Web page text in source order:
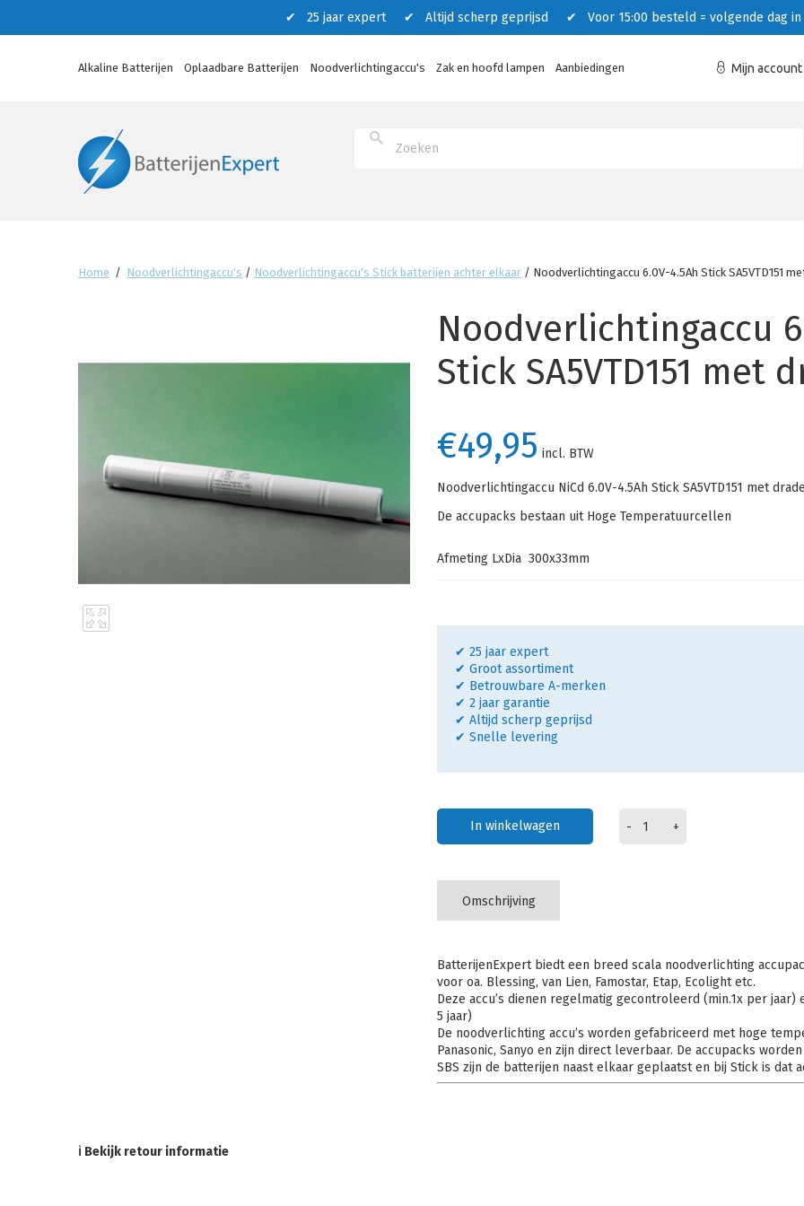
✔ 25 jaar expert ✔ Altijd scherp geprijsd ✔ Voor 15:00 besteld = volgende dag in
Alkaline Batterijen Oplaadbare Batterijen Noodverlichtingaccu's Zak en hoofd lampen Aanbiedingen Mijn account
Home / Noodverlichtingaccu's / Noodverlichtingaccu's Stick batterijen achter elkaar / Noodverlichtingaccu 6.0V-4.5Ah Stick SA5VTD151
Noodverlichtingaccu
Stick SA5VTD151 met
€49,95 incl. BTW
Noodverlichtingaccu NiCd 6.0V-4.5Ah Stick SA5VTD151 met
De accupacks bestaan uit Hoge Temperatuurcellen
Afmeting LxDia 300x33mm
✔ 25 jaar expert
✔ Groot assortiment
✔ Betrouwbare A-merken
✔ 2 jaar garantie
✔ Altijd scherp geprijsd
✔ Snelle levering
In winkelwagen - +
Omschrijving
BatterijenExpert biedt een breed scala noodverlichting
voor oa. Blessing, van Lien, Famostar, Etap, Ecolight etc.
Deze accu’s dienen regelmatig gecontroleerd (min.1x per
5 jaar)
De noodverlichting accu’s worden gefabriceerd met hoge
Panasonic, Sanyo en zijn direct leverbaar. De accupacks
SBS zijn de batterijen naast elkaar geplaatst en bij Stick is dat
ℹ Bekijk retour informatie